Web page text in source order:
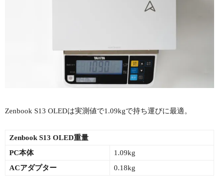
Zenbook S13 OLEDは実測値で1.09kgで持ち運びに最適。
Zenbook S13 OLED重量
PC本体
1.09kg
ACアダプター
0.18kg